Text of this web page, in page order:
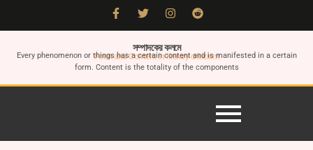
সম্পাদকের কলমে
Form and Content in literary criticism
Every phenomenon or things has a certain content and is manifested in a certain
form. Content is the totality of the components